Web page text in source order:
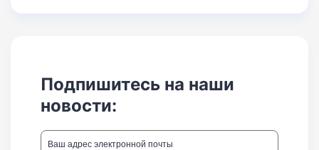
Подпишитесь на наши
новости: